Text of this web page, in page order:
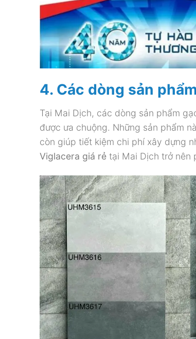
4. Các dòng sản
Tại Mai Dịch, các dòng sản phẩm
được ưa chuộng. Những sản phẩm
còn giúp tiết kiệm chi phí xây dựng
Viglacera giá rẻ tại Mai Dịch trở nên